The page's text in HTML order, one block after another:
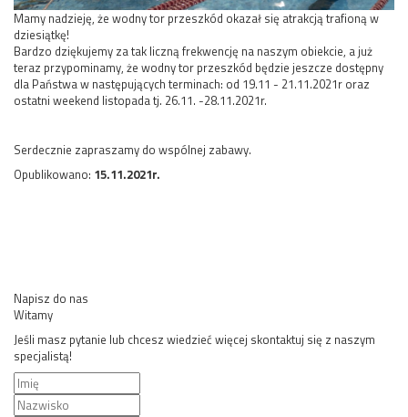
Mamy nadzieję, że wodny tor przeszkód okazał się atrakcją trafioną w
dziesiątkę!
Bardzo dziękujemy za tak liczną frekwencję na naszym obiekcie, a już
teraz przypominamy, że wodny tor przeszkód będzie jeszcze dostępny
dla Państwa w następujących terminach: od 19.11 - 21.11.2021r oraz
ostatni weekend listopada tj. 26.11. -28.11.2021r.
Serdecznie zapraszamy do wspólnej zabawy.
Opublikowano: 15.11.2021r.
Napisz do nas
Witamy
Jeśli masz pytanie lub chcesz wiedzieć więcej skontaktuj się z naszym
specjalistą!